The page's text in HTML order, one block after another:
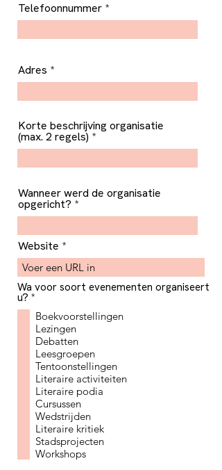
Telefoonnummer
Adres
Korte beschrijving organisatie
(max. 2 regels)
Wanneer werd de organisatie
opgericht?
Website
Wa voor soort evenementen organiseert
u? *
q
u
i
r
e
d
Boekvoorstellingen
Lezingen
Debatten
Leesgroepen
Tentoonstellingen
Literaire activiteiten
Literaire podia
Cursussen
Wedstrijden
Literaire kritiek
Stadsprojecten
Workshops